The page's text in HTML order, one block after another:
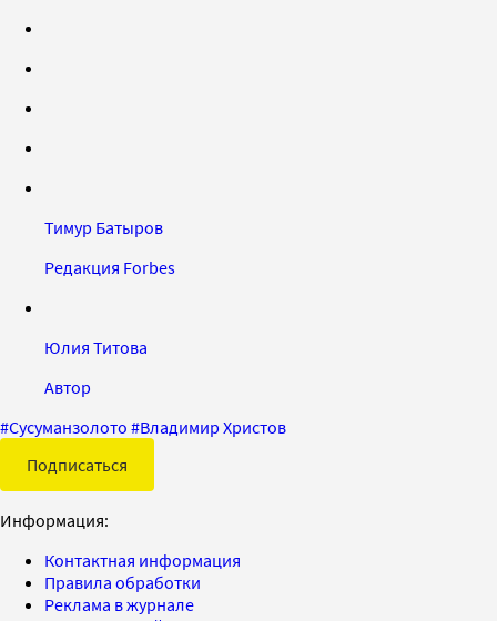
Тимур Батыров
Редакция Forbes
Юлия Титова
Автор
#Сусуманзолото #Владимир Христов
Подписаться
Информация:
Контактная информация
Правила обработки
Реклама в журнале